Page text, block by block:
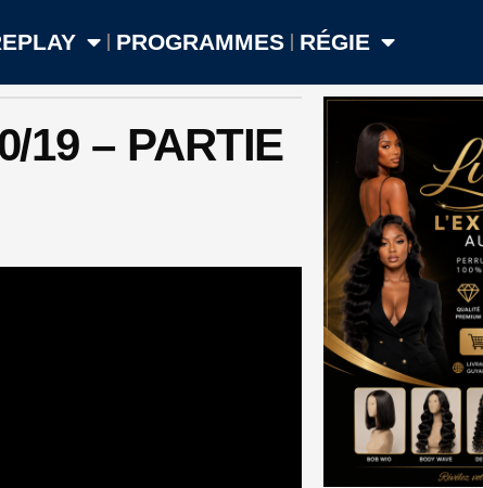
PROGRAMMES RÉGIE
19 – PARTIE